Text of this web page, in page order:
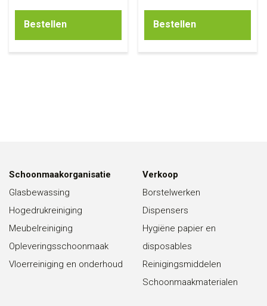
Bestellen Bestellen
Schoonmaakorganisatie
Glasbewassing
Hogedrukreiniging
Meubelreiniging
Opleveringsschoonmaak
Vloerreiniging en onderhoud
Verkoop
Borstelwerken
Dispensers
Hygiëne papier en
disposables
Reinigingsmiddelen
Schoonmaakmaterialen